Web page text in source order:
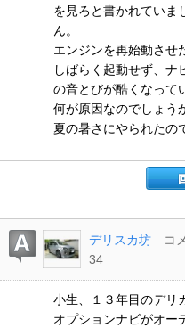
を見ろと書かれていま
ん。
エンジンを再始動させ
しばらく起動せず、ナ
の音とびが酷くなって
何が原因なのでしょう
夏の暑さにやられたの
デリスカ坊 コ
34
小生、１３年目のデリ
オプションナビがオー